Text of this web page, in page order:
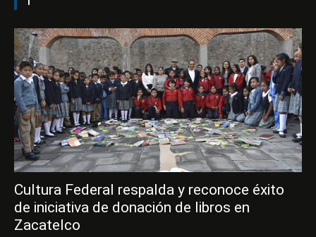
Cultura Federal respalda y reconoce éxito
de iniciativa de donación de libros en
Zacatelco